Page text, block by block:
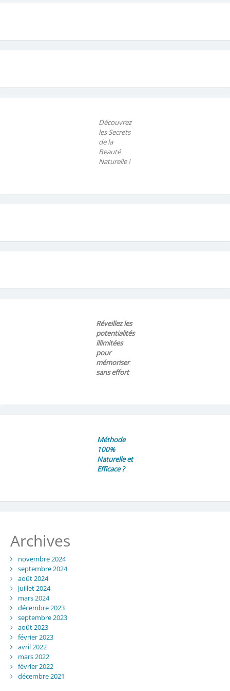
Découvrez
les Secrets
de la
Beauté
Naturelle !
Réveillez les
potentialités
illimitées
pour
mémoriser
sans effort
Méthode
100%
Naturelle et
Efficace ?
Archives
novembre 2024
septembre 2024
août 2024
juillet 2024
mars 2024
décembre 2023
septembre 2023
août 2023
février 2023
avril 2022
mars 2022
février 2022
décembre 2021